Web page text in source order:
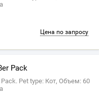
Цена по запросу
Pack
Pet type: Кот, Объем: 60